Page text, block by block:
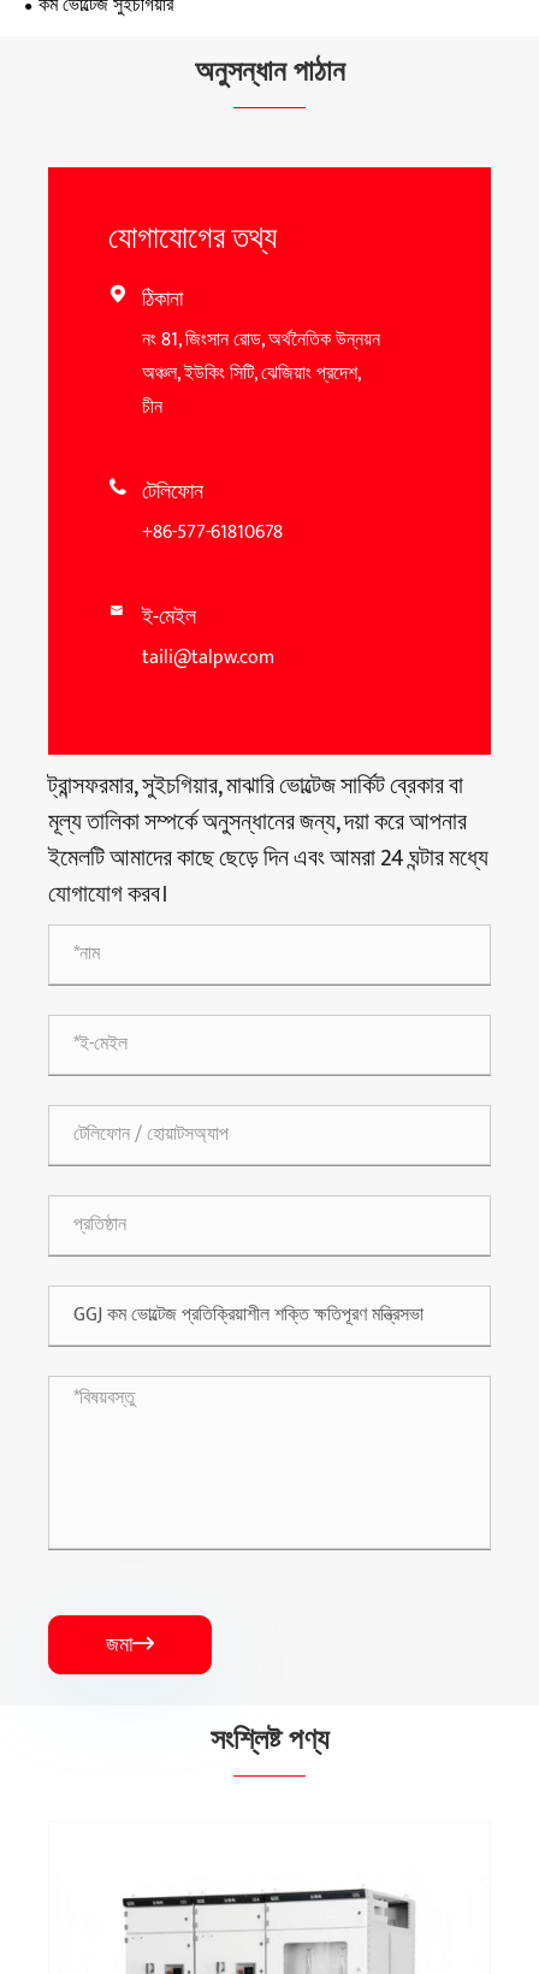
অনুসন্ধান পাঠান
যোগাযোগের তথ্য
 ঠিকানা
নং 81, জিংসান রোড, অর্থনৈতিক উন্নয়ন
অঞ্চল, ইউকিং সিটি, ঝেজিয়াং প্রদেশ,
চীন
 টেলিফোন
+86-577-61810678
 ই-মেইল
taili@talpw.com
ট্রান্সফরমার, সুইচগিয়ার, মাঝারি ভোল্টেজ সার্কিট ব্রেকার বা
মূল্য তালিকা সম্পর্কে অনুসন্ধানের জন্য, দয়া করে আপনার
ইমেলটি আমাদের কাছে ছেড়ে দিন এবং আমরা 24 ঘন্টার মধ্যে
যোগাযোগ করব।
জমা
সংশ্লিষ্ট পণ্য